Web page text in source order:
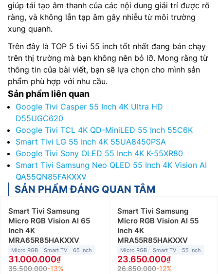
giúp tái tạo âm thanh của các nội dung giải trí được rõ
ràng, và không lẫn tạp âm gây nhiễu từ môi trường
xung quanh.
Trên đây là TOP 5 tivi 55 inch tốt nhất đang bán chạy
trên thị trường mà bạn không nên bỏ lỡ. Mong rằng từ
thông tin của bài viết, bạn sẽ lựa chọn cho mình sản
phẩm phù hợp với nhu cầu.
Sản phẩm liên quan
Google Tivi Casper 55 Inch 4K Ultra HD
D55UGC620
Google Tivi TCL 4K QD-MiniLED 55 Inch 55C6K
Smart Tivi LG 55 Inch 4K 55UA8450PSA
Google Tivi Sony OLED 55 Inch 4K K-55XR80
Smart Tivi Samsung Neo QLED 55 Inch 4K Vision AI
QA55QN85FAKXXV
SẢN PHẨM ĐÁNG QUAN TÂM
Smart Tivi Samsung
Micro RGB Vision AI 65
Inch 4K
MRA65R85HAKXXV
Micro RGB Smart TV 65 Inch
31.000.000
35.500.000-13%
Smart Tivi Samsung
Micro RGB Vision AI 55
Inch 4K
MRA55R85HAKXXV
Micro RGB Smart TV 55 Inch
23.650.000
26.850.000-12%